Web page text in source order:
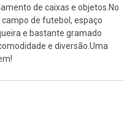
de caixas e objetos.No
de futebol, espaço
e bastante gramado
e diversão.Uma